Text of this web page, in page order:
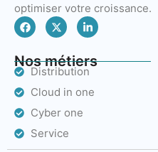
optimiser votre croissance.
F
a
c
e
b
o
k
X
-
t
w
i
t
t
e
L
i
n
e
d
n
Nos métiers
Distribution
Cloud in one
Cyber one
Service